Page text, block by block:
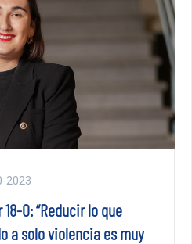
2023
O: “Reducir lo que
a solo violencia es muy